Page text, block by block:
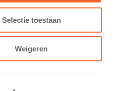
Selectie toestaan
Weigeren